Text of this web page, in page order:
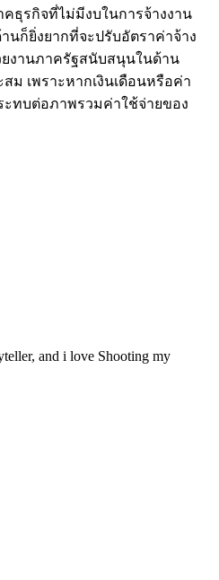
ธุรกิจที่ไม่มีงบในการจ้างงาน
นก็ยิ่งยากที่จะปรับอัตราค่าจ้าง
งานภาครัฐสนับสนุนในด้าน
ม เพราะหากเงินเดือนหรือค่า
ทบต่อภาพรวมค่าใช้จ่ายของ
and i love Shooting my